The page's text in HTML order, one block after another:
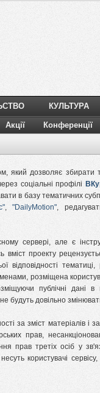
КУЛЬТУРА
Акції Конференції
який дозволяє
соціальні профілі
в базу тематичних
,"DailyMotion",
сервері, але є
вміст проекту
відповідності
розміщена
публічні дані
будуть довільно
за зміст матеріалів і
прав,
прав третіх осіб у
користувачі